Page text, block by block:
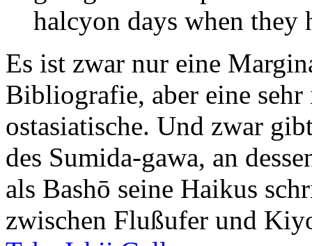
halcyon days when they
Es ist zwar nur eine
Bibliografie, aber eine sehr
ostasiatische. Und zwar
des Sumida-gawa, an
als Bashō seine Haikus
zwischen Flußufer und